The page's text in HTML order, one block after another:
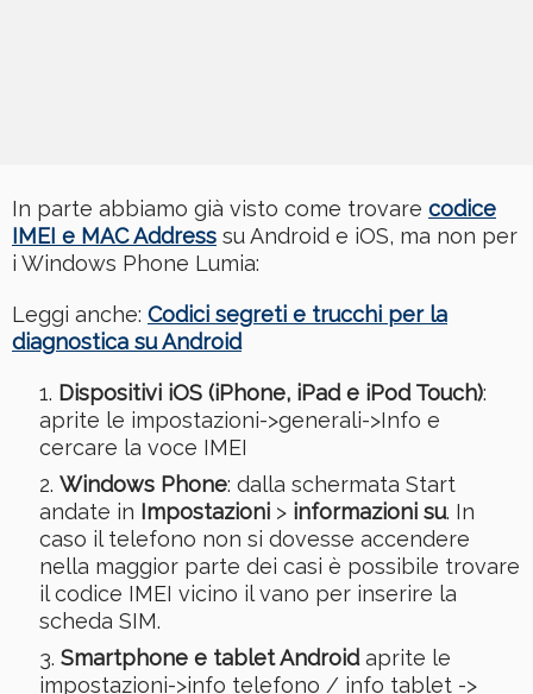
In parte abbiamo già visto come trovare codice
IMEI e MAC Address su Android e iOS, ma non per
i Windows Phone Lumia:
Leggi anche: Codici segreti e trucchi per la
diagnostica su Android
Dispositivi iOS (iPhone, iPad e iPod Touch):
aprite le impostazioni->generali->Info e
cercare la voce IMEI
Windows Phone: dalla schermata Start
andate in Impostazioni> informazioni su. In
caso il telefono non si dovesse accendere
nella maggior parte dei casi è possibile trovare
il codice IMEI vicino il vano per inserire la
scheda SIM.
Smartphone e tablet Androidaprite le
impostazioni->info telefono / info tablet ->